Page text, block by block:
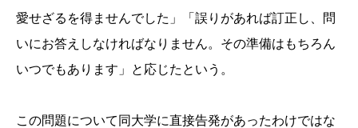
愛せざるを得ませんでした」「誤りがあれば訂正し、問
いにお答えしなければなりません。その準備はもちろん
いつでもあります」と応じたという。
この問題について同大学に直接告発があったわけではな